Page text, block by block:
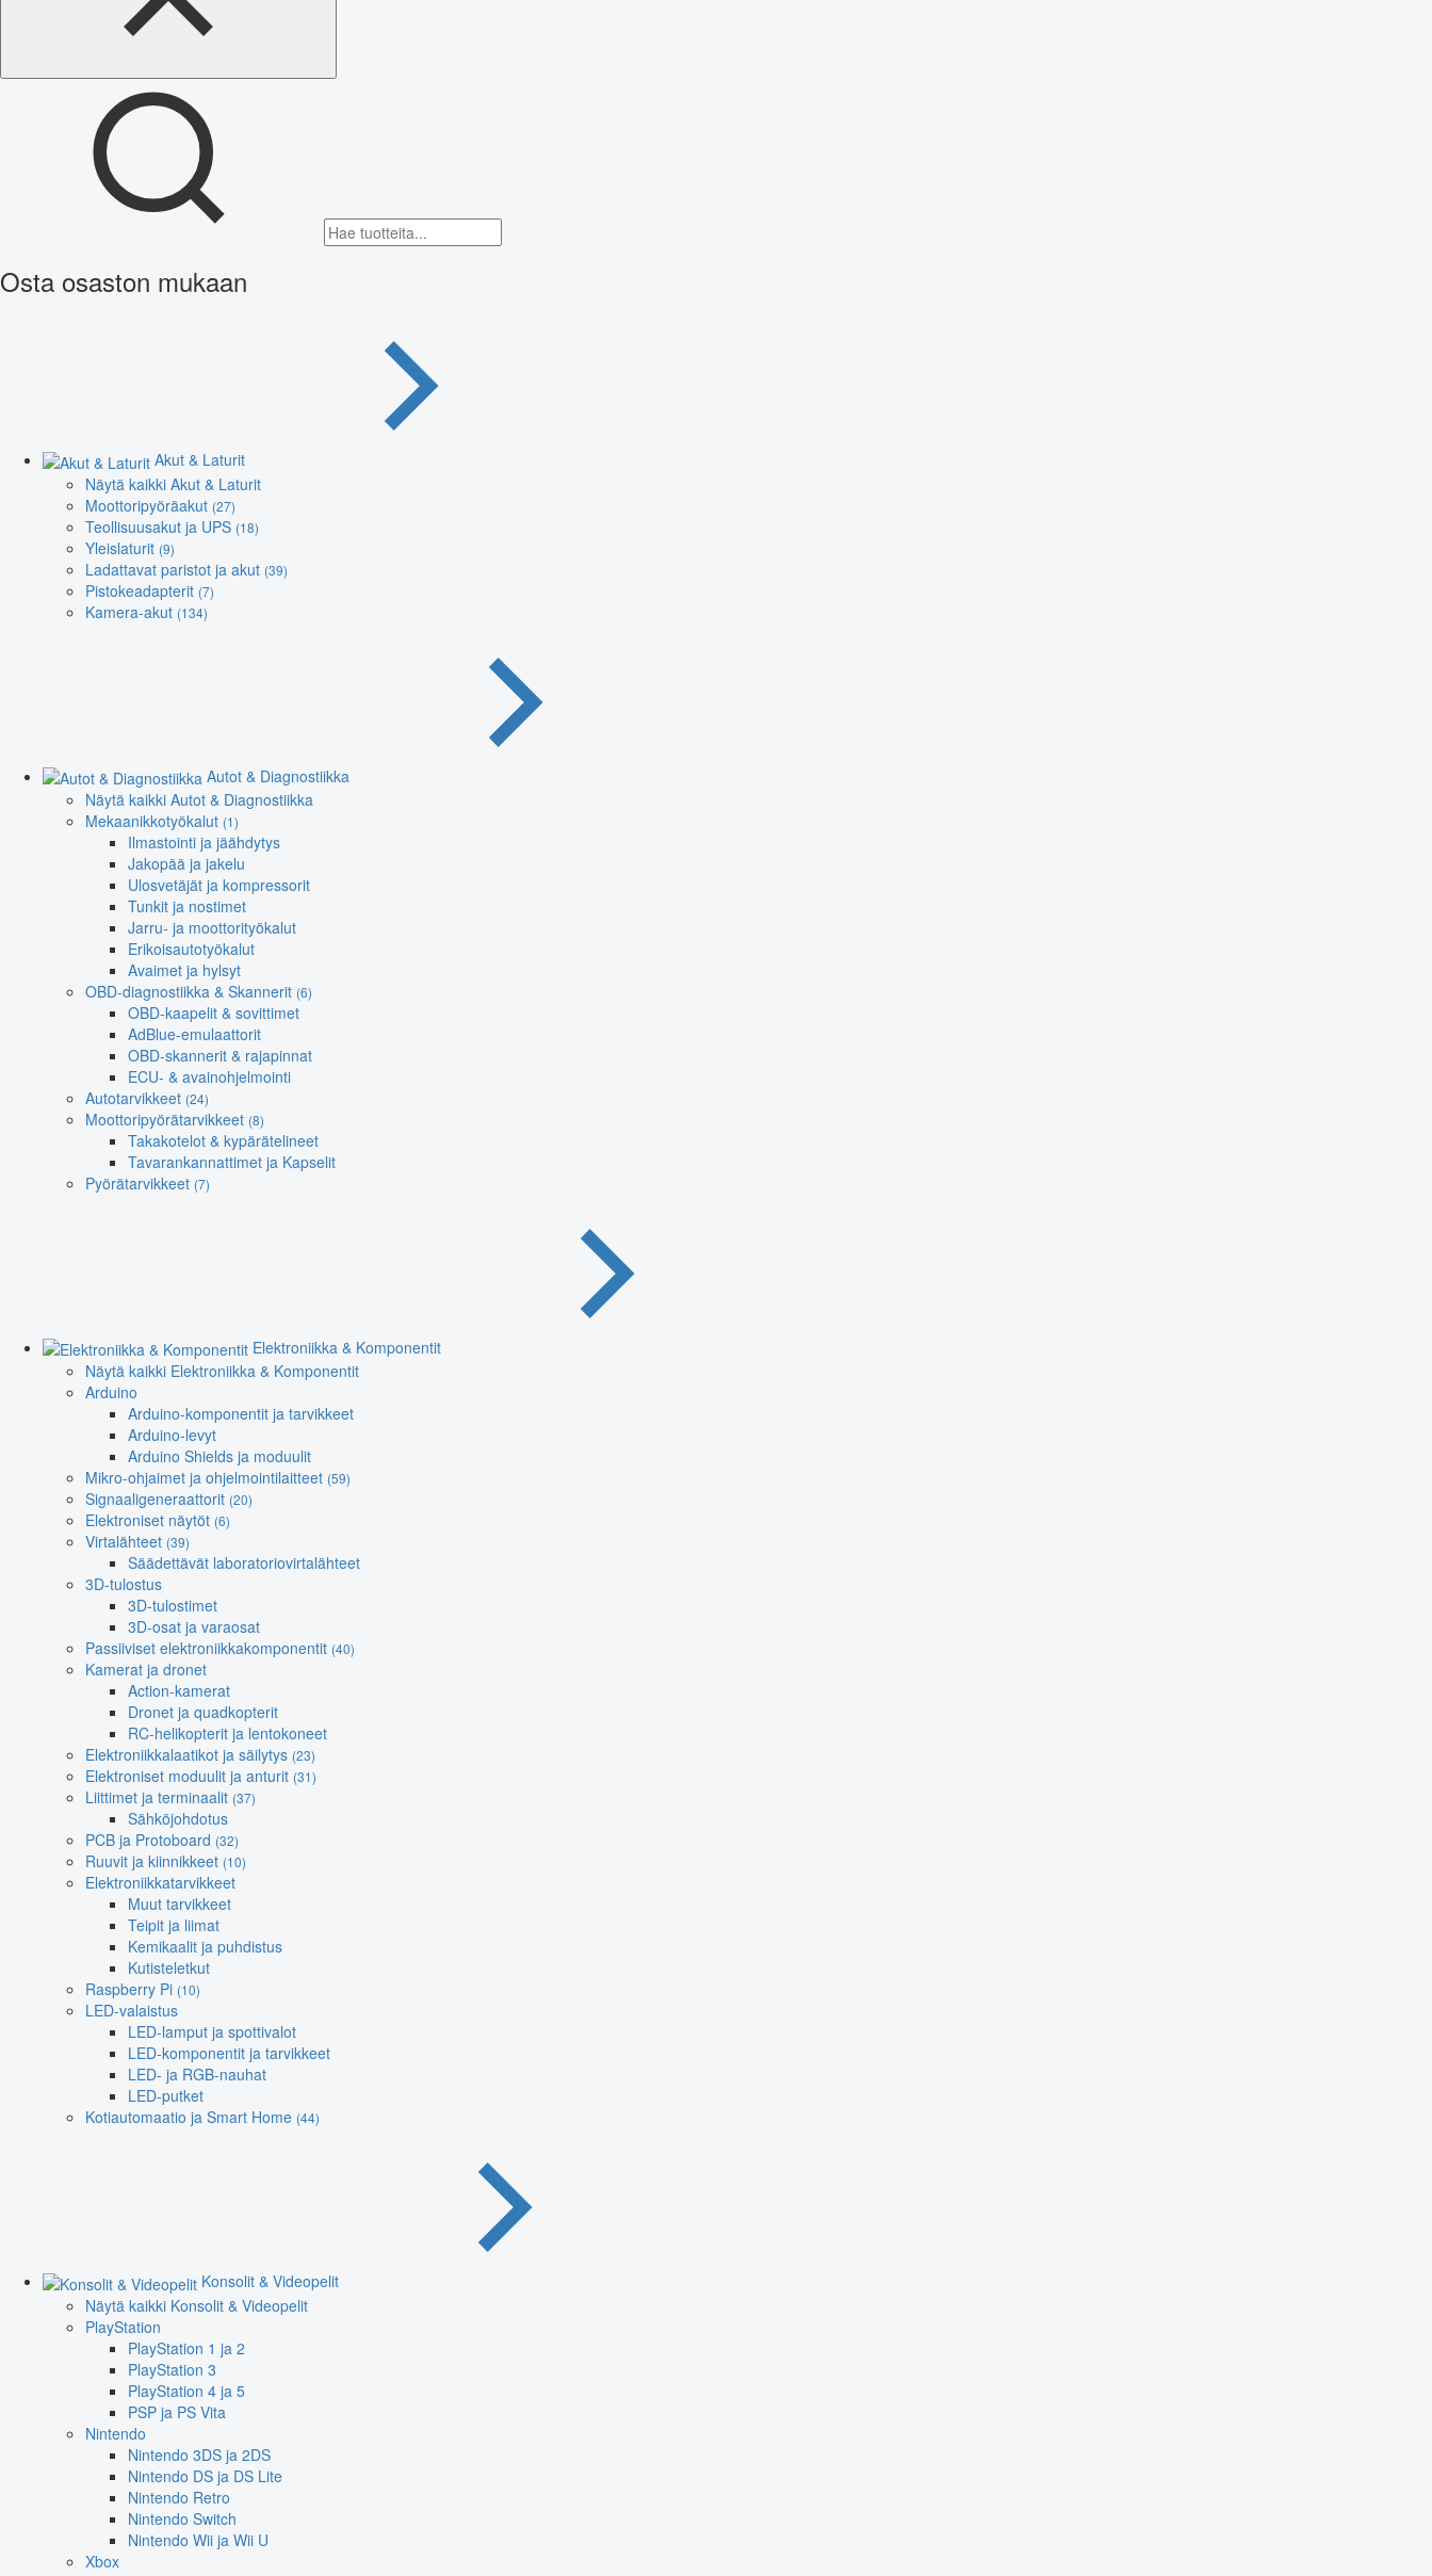
Osta osaston mukaan
Akut & Laturit
Näytä kaikki Akut & Laturit
Moottoripyöräakut (27)
Teollisuusakut ja UPS (18)
Yleislaturit (9)
Ladattavat paristot ja akut (39)
Pistokeadapterit (7)
Kamera-akut (134)
Autot & Diagnostiikka
Näytä kaikki Autot & Diagnostiikka
Mekaanikkotyökalut (1)
Ilmastointi ja jäähdytys
Jakopää ja jakelu
Ulosvetäjät ja kompressorit
Tunkit ja nostimet
Jarru- ja moottorityökalut
Erikoisautotyökalut
Avaimet ja hylsyt
OBD-diagnostiikka & Skannerit (6)
OBD-kaapelit & sovittimet
AdBlue-emulaattorit
OBD-skannerit & rajapinnat
ECU- & avainohjelmointi
Autotarvikkeet (24)
Moottoripyörätarvikkeet (8)
Takakotelot & kypärätelineet
Tavarankannattimet ja Kapselit
Pyörätarvikkeet (7)
Elektroniikka & Komponentit
Näytä kaikki Elektroniikka & Komponentit
Arduino
Arduino-komponentit ja tarvikkeet
Arduino-levyt
Arduino Shields ja moduulit
Mikro-ohjaimet ja ohjelmointilaitteet (59)
Signaaligeneraattorit (20)
Elektroniset näytöt (6)
Virtalähteet (39)
Säädettävät laboratoriovirtalähteet
3D-tulostus
3D-tulostimet
3D-osat ja varaosat
Passiiviset elektroniikkakomponentit (40)
Kamerat ja dronet
Action-kamerat
Dronet ja quadkopterit
RC-helikopterit ja lentokoneet
Elektroniikkalaatikot ja säilytys (23)
Elektroniset moduulit ja anturit (31)
Liittimet ja terminaalit (37)
Sähköjohdotus
PCB ja Protoboard (32)
Ruuvit ja kiinnikkeet (10)
Elektroniikkatarvikkeet
Muut tarvikkeet
Teipit ja liimat
Kemikaalit ja puhdistus
Kutisteletkut
Raspberry Pi (10)
LED-valaistus
LED-lamput ja spottivalot
LED-komponentit ja tarvikkeet
LED- ja RGB-nauhat
LED-putket
Kotiautomaatio ja Smart Home (44)
Konsolit & Videopelit
Näytä kaikki Konsolit & Videopelit
PlayStation
PlayStation 1 ja 2
PlayStation 3
PlayStation 4 ja 5
PSP ja PS Vita
Nintendo
Nintendo 3DS ja 2DS
Nintendo DS ja DS Lite
Nintendo Retro
Nintendo Switch
Nintendo Wii ja Wii U
Xbox